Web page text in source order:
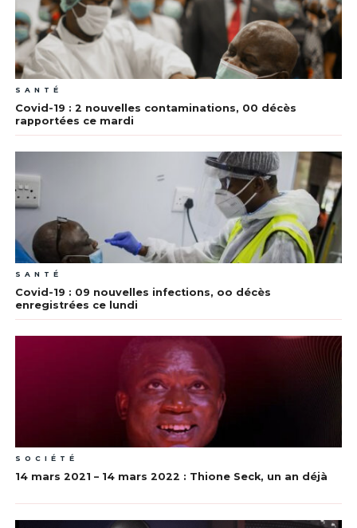
SANTÉ
Covid-19 : 2 nouvelles contaminations, 00 décès
rapportées ce mardi
SANTÉ
Covid-19 : 09 nouvelles infections, oo décès
enregistrées ce lundi
SOCIÉTÉ
14 mars 2021 – 14 mars 2022 : Thione Seck, un an déjà